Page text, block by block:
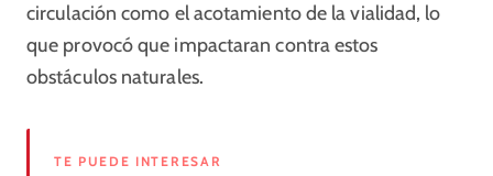
circulación como el acotamiento de la vialidad, lo
que provocó que impactaran contra estos
obstáculos naturales.
TE PUEDE INTERESAR